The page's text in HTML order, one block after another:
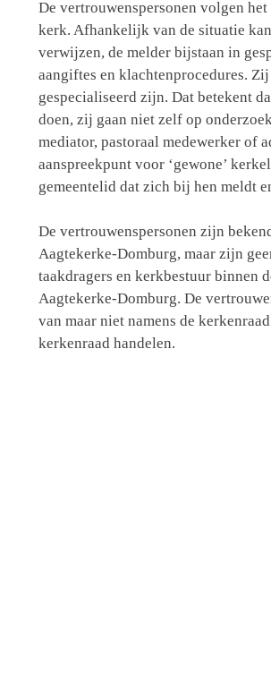
De vertrouwenspersonen volgen
kerk. Afhankelijk van de situatie
verwijzen, de melder bijstaan in
aangiftes en klachtenprocedures.
gespecialiseerd zijn. Dat betekent
doen, zij gaan niet zelf op
mediator, pastoraal medewerker of
aanspreekpunt voor ‘gewone’
gemeentelid dat zich bij hen meldt
De vertrouwenspersonen zijn
Aagtekerke-Domburg, maar zijn
taakdragers en kerkbestuur binnen
Aagtekerke-Domburg. De
van maar niet namens de
kerkenraad handelen.